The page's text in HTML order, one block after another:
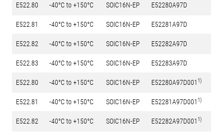
E522.80 -40°C to +150°C SOIC16N-EP E52280A97D
E522.81 -40°C to +150°C SOIC16N-EP E52281A97D
E522.82 -40°C to +150°C SOIC16N-EP E52282A97D
E522.83 -40°C to +150°C SOIC16N-EP E52283A97D
E522.80 -40°C to +150°C SOIC16N-EP E52280A97D001 1)
E522.81 -40°C to +150°C SOIC16N-EP E52281A97D001 1)
E522.82 -40°C to +150°C SOIC16N-EP E52282A97D001 1)